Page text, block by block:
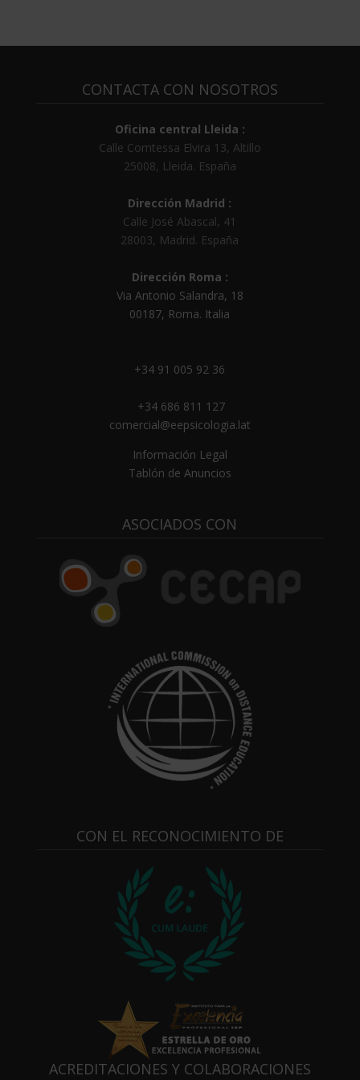
CONTACTA CON NOSOTROS
Oficina central Lleida :
Calle Comtessa Elvira 13, Altillo
25008, Lleida. España
Dirección Madrid :
Calle José Abascal, 41
28003, Madrid. España
Dirección Roma :
Via Antonio Salandra, 18
00187, Roma. Italia
+34 91 005 92 36
+34 686 811 127
comercial@eepsicologia.lat
Información Legal
Tablón de Anuncios
ASOCIADOS CON
CON EL RECONOCIMIENTO DE
ACREDITACIONES Y COLABORACIONES